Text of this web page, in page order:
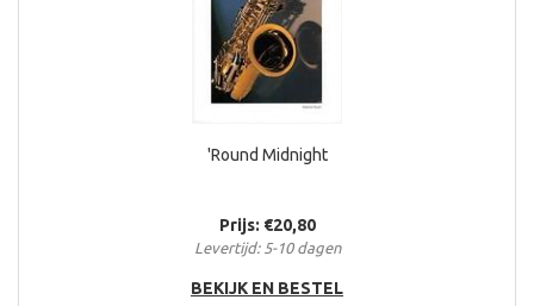
'Round Midnight
Prijs: €20,80
Levertijd: 5-10 dagen
BEKIJK EN BESTEL